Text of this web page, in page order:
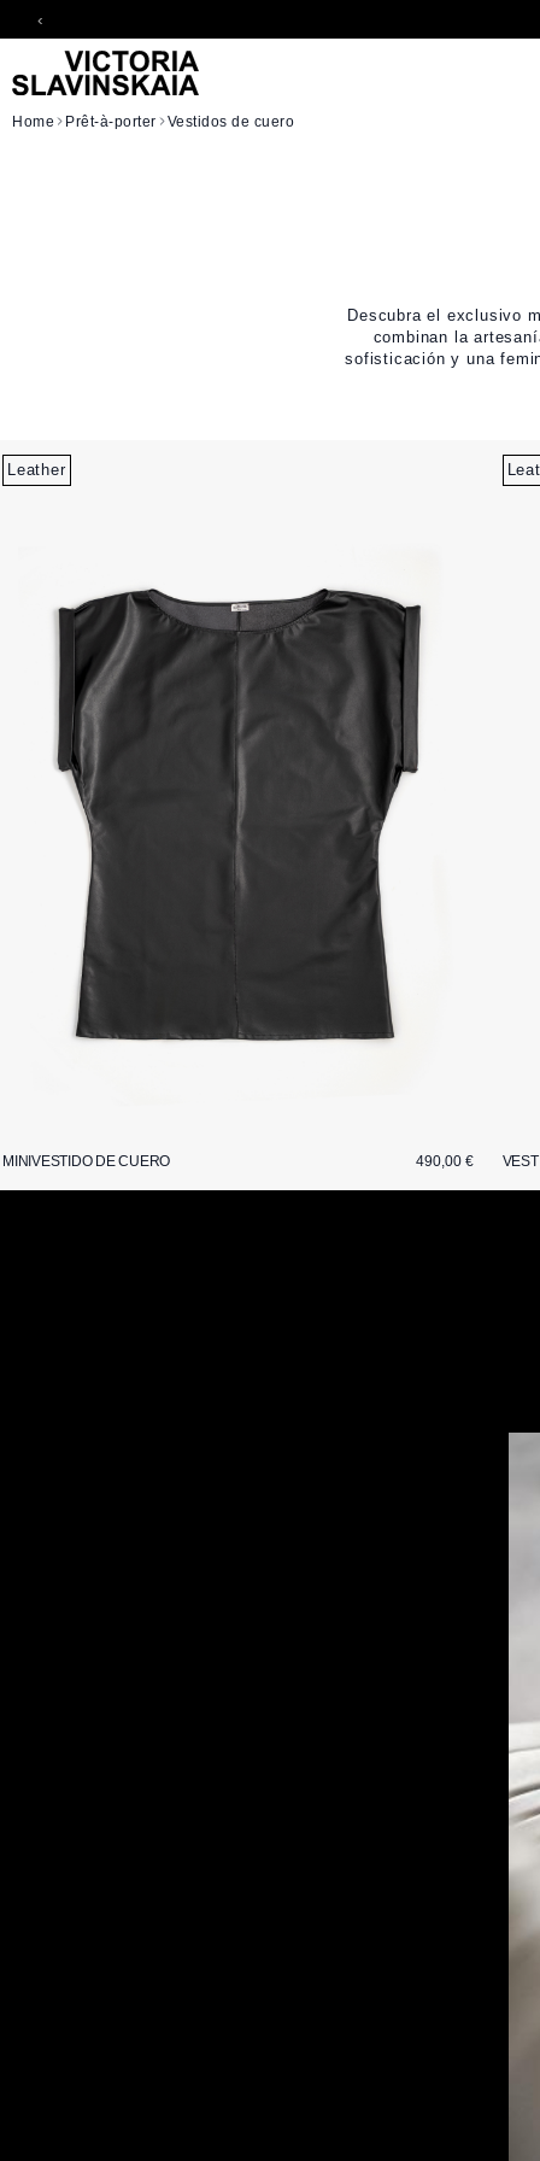
‹
Skip to Content
Home Prêt-à-porter Vestidos de cuero
Descubra el exclusivo
combinan la
sofisticación y una
MINIVESTIDO DE CUERO 490,00 €
Leather